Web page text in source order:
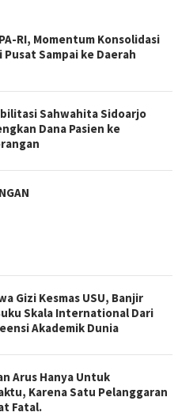
RI, Momentum Konsolidasi
Pusat Sampai ke Daerah
Sahwahita Sidoarjo
Dana Pasien ke
Gizi Kesmas USU, Banjir
Skala International Dari
Akademik Dunia
Arus Hanya Untuk
Karena Satu Pelanggaran
Fatal.